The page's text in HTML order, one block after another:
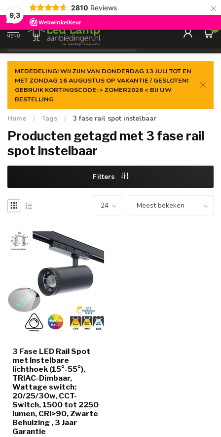
9,3
2810 Reviews ×
Gegarandeerde delaagste prijs
MENU
0
MEDEDELING! WIJ ZIJN VAN DONDERDAG 13 JULI TOT EN
MET ZONDAG 16 AUGUSTUS OP VAKANTIE / GESLOTEN!
GEBRUIK KORTINGSCODE: > ZOMER2026 < BIJ UW
BESTELLING
Home / Tags / 3 fase rail spot instelbaar
Producten getagd met 3 fase rail
spot instelbaar
Filters
3 Fase LED Rail Spot
met Instelbare
lichthoek (15°-55°),
TRIAC-Dimbaar,
Wattage switch:
20/25/30w, CCT-
Switch, 1500 tot 2250
lumen, CRI>90, Zwarte
Behuizing , 3 Jaar
Garantie